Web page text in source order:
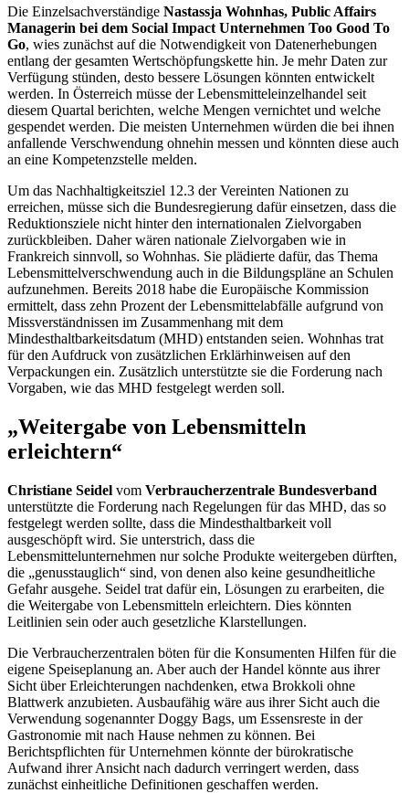
Die Einzelsachverständige Nastassja Wohnhas, Public Affairs
Managerin bei dem Social Impact Unternehmen Too Good To
Go, wies zunächst auf die Notwendigkeit von Datenerhebungen
entlang der gesamten Wertschöpfungskette hin. Je mehr Daten zur
Verfügung stünden, desto bessere Lösungen könnten entwickelt
werden. In Österreich müsse der Lebensmitteleinzelhandel seit
diesem Quartal berichten, welche Mengen vernichtet und welche
gespendet werden. Die meisten Unternehmen würden die bei ihnen
anfallende Verschwendung ohnehin messen und könnten diese auch
an eine Kompetenzstelle melden.
Um das Nachhaltigkeitsziel 12.3 der Vereinten Nationen zu
erreichen, müsse sich die Bundesregierung dafür einsetzen, dass die
Reduktionsziele nicht hinter den internationalen Zielvorgaben
zurückbleiben. Daher wären nationale Zielvorgaben wie in
Frankreich sinnvoll, so Wohnhas. Sie plädierte dafür, das Thema
Lebensmittelverschwendung auch in die Bildungspläne an Schulen
aufzunehmen. Bereits 2018 habe die Europäische Kommission
ermittelt, dass zehn Prozent der Lebensmittelabfälle aufgrund von
Missverständnissen im Zusammenhang mit dem
Mindesthaltbarkeitsdatum (MHD) entstanden seien. Wohnhas trat
für den Aufdruck von zusätzlichen Erklärhinweisen auf den
Verpackungen ein. Zusätzlich unterstützte sie die Forderung nach
Vorgaben, wie das MHD festgelegt werden soll.
„Weitergabe von Lebensmitteln
erleichtern“
Christiane Seidel vom Verbraucherzentrale Bundesverband
unterstützte die Forderung nach Regelungen für das MHD, das so
festgelegt werden sollte, dass die Mindesthaltbarkeit voll
ausgeschöpft wird. Sie unterstrich, dass die
Lebensmittelunternehmen nur solche Produkte weitergeben dürften,
die „genusstauglich“ sind, von denen also keine gesundheitliche
Gefahr ausgehe. Seidel trat dafür ein, Lösungen zu erarbeiten, die
die Weitergabe von Lebensmitteln erleichtern. Dies könnten
Leitlinien sein oder auch gesetzliche Klarstellungen.
Die Verbraucherzentralen böten für die Konsumenten Hilfen für die
eigene Speiseplanung an. Aber auch der Handel könnte aus ihrer
Sicht über Erleichterungen nachdenken, etwa Brokkoli ohne
Blattwerk anzubieten. Ausbaufähig wäre aus ihrer Sicht auch die
Verwendung sogenannterDoggy Bags, um Essensreste in der
Gastronomie mit nach Hause nehmen zu können. Bei
Berichtspflichten für Unternehmen könnte der bürokratische
Aufwand ihrer Ansicht nach dadurch verringert werden, dass
zunächst einheitliche Definitionen geschaffen werden.